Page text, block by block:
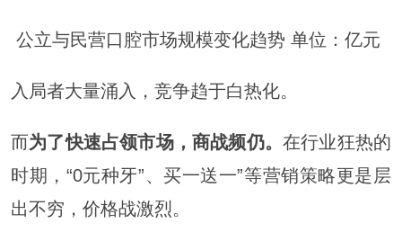
公立与民营口腔市场规模变化趋势 单位：亿元
入局者大量涌入，竞争趋于白热化。
而为了快速占领市场，商战频仍。在行业狂热的
时期，“0元种牙”、买一送一”等营销策略更是层
出不穷，价格战激烈。